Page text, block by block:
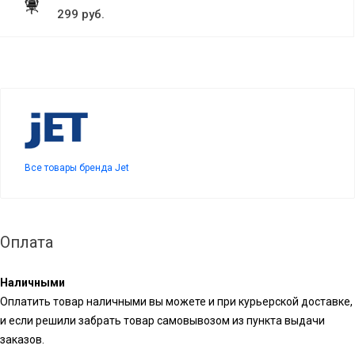
299 руб.
Все товары бренда Jet
Оплата
Наличными
Оплатить товар наличными вы можете и при курьерской доставке,
и если решили забрать товар самовывозом из пункта выдачи
заказов.